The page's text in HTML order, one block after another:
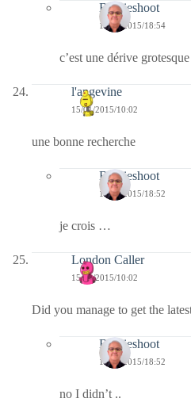
Bernieshoot
15/01/2015/18:54
c’est une dérive grotesque
l'angevine
15/01/2015/10:02
une bonne recherche
Bernieshoot
15/01/2015/18:52
je crois …
London Caller
15/01/2015/10:02
Did you manage to get the
Bernieshoot
15/01/2015/18:52
no I didn’t ..